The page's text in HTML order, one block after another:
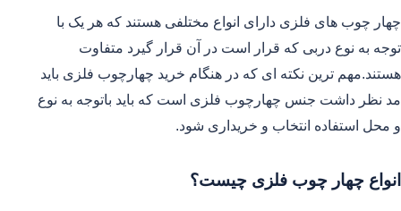
چهار چوب های فلزی دارای انواع مختلفی هستند که هر یک با
توجه به نوع دربی که قرار است در آن قرار گیرد متفاوت
هستند.مهم ترین نکته ای که در هنگام خرید چهارچوب فلزی باید
مد نظر داشت جنس چهارچوب فلزی است که باید باتوجه به نوع
و محل استفاده انتخاب و خریداری شود.
انواع چهار چوب فلزی چیست؟